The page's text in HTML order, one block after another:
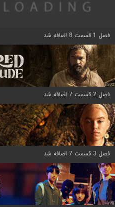
فصل 1 قسمت 8 اضافه شد
فصل 2 قسمت 7 اضافه شد
فصل 3 قسمت 7 اضافه شد